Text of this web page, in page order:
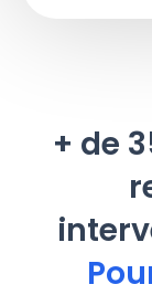
+ de